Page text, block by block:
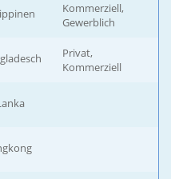
Kommerziell,
Gewerblich
Privat,
Kommerziell